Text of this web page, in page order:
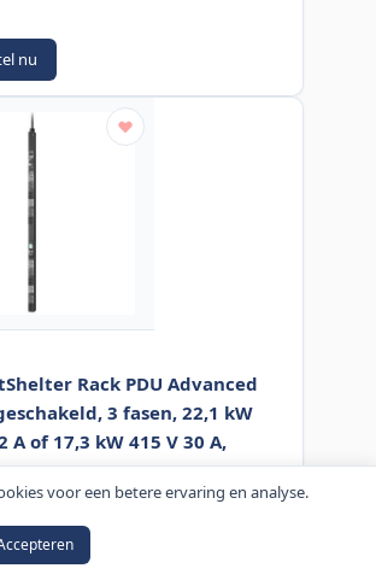
voor een betere ervaring en analyse.
nu
Rack PDU Advanced
3 fasen, 22,1 kW
A of 17,3 kW 415 V 30 A,
stopcontacten